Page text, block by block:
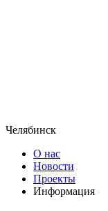
Челябинск
О нас
Новости
Проекты
Информация